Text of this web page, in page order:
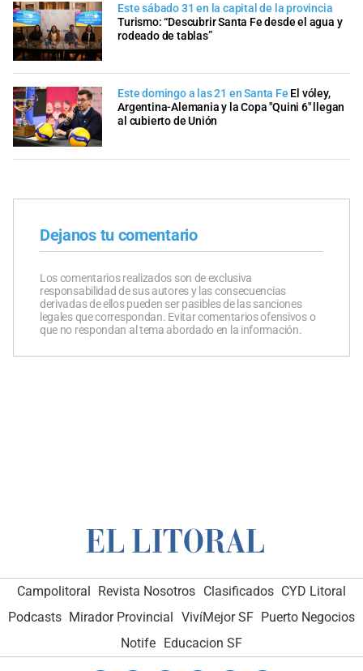
Este sábado 31 en la capital de la provincia
Turismo: “Descubrir Santa Fe desde el agua y
rodeado de tablas”
Este domingo a las 21 en Santa Fe El vóley,
Argentina-Alemania y la Copa "Quini 6" llegan
al cubierto de Unión
Dejanos tu comentario
Los comentarios realizados son de exclusiva
responsabilidad de sus autores y las consecuencias
derivadas de ellos pueden ser pasibles de las sanciones
legales que correspondan. Evitar comentarios ofensivos o
que no respondan al tema abordado en la información.
Campolitoral Revista Nosotros Clasificados CYD Litoral
Podcasts Mirador Provincial VivíMejor SF Puerto Negocios
Notife
Educacion SF